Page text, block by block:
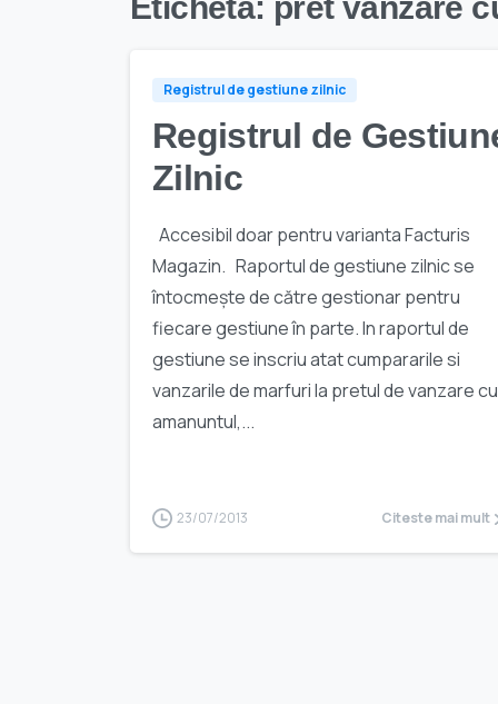
Registrul de gestiune zilnic
Registrul de
Zilnic
Accesibil doar pentru varianta Facturis
Magazin. Raportul de gestiune zilnic se
întocmeşte de către gestionar pentru
fiecare gestiune în parte. In raportul de
gestiune se inscriu atat cumpararile si
vanzarile de marfuri la pretul de vanzare cu
amanuntul,...
23/07/2013 Citeste mai mult